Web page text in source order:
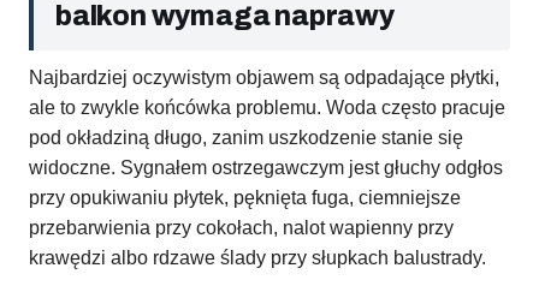
balkon wymaga naprawy
Najbardziej oczywistym objawem są odpadające płytki,
ale to zwykle końcówka problemu. Woda często pracuje
pod okładziną długo, zanim uszkodzenie stanie się
widoczne. Sygnałem ostrzegawczym jest głuchy odgłos
przy opukiwaniu płytek, pęknięta fuga, ciemniejsze
przebarwienia przy cokołach, nalot wapienny przy
krawędzi albo rdzawe ślady przy słupkach balustrady.